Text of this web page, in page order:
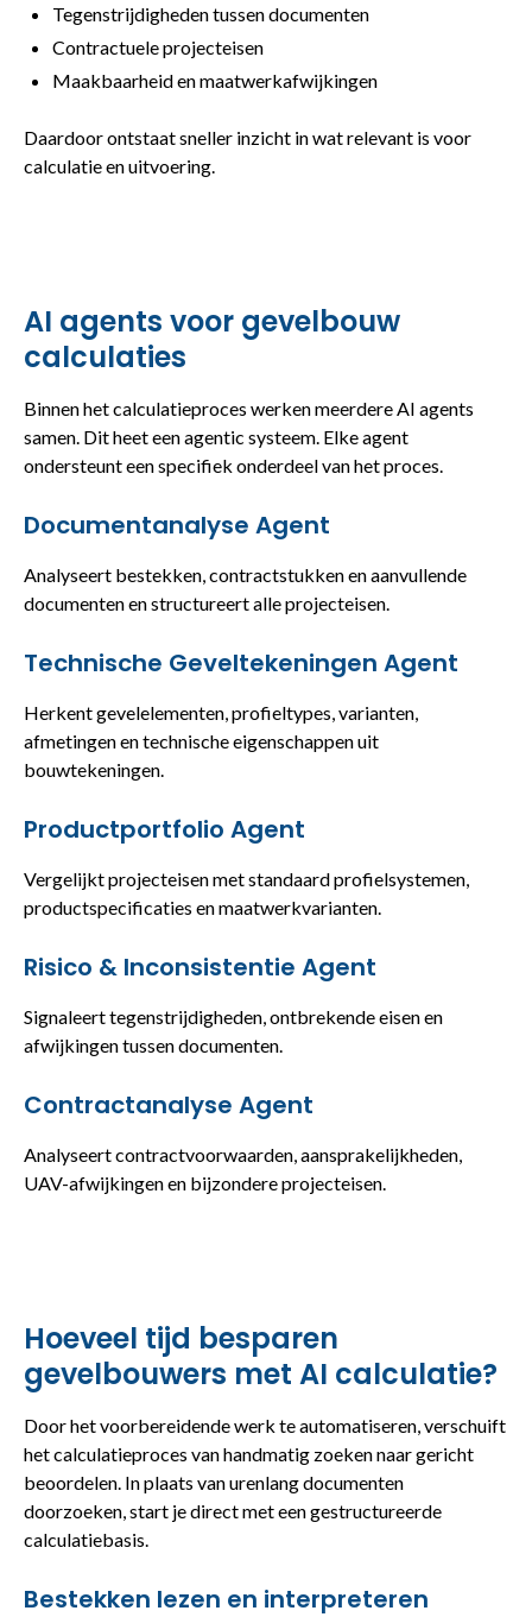
Tegenstrijdigheden tussen documenten
Contractuele projecteisen
Maakbaarheid en maatwerkafwijkingen
Daardoor ontstaat sneller inzicht in wat relevant is voor
calculatie en uitvoering.
AI agents voor gevelbouw
calculaties
Binnen het calculatieproces werken meerdere AI agents
samen. Dit heet een agentic systeem. Elke agent
ondersteunt een specifiek onderdeel van het proces.
Documentanalyse Agent
Analyseert bestekken, contractstukken en aanvullende
documenten en structureert alle projecteisen.
Technische Geveltekeningen Agent
Herkent gevelelementen, profieltypes, varianten,
afmetingen en technische eigenschappen uit
bouwtekeningen.
Productportfolio Agent
Vergelijkt projecteisen met standaard profielsystemen,
productspecificaties en maatwerkvarianten.
Risico & Inconsistentie Agent
Signaleert tegenstrijdigheden, ontbrekende eisen en
afwijkingen tussen documenten.
Contractanalyse Agent
Analyseert contractvoorwaarden, aansprakelijkheden,
UAV-afwijkingen en bijzondere projecteisen.
Hoeveel tijd besparen
gevelbouwers met AI calculatie?
Door het voorbereidende werk te automatiseren, verschuift
het calculatieproces van handmatig zoeken naar gericht
beoordelen. In plaats van urenlang documenten
doorzoeken, start je direct met een gestructureerde
calculatiebasis.
Bestekken lezen en interpreteren